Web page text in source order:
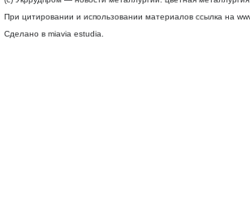
При цитировании и использовании материалов ссылка на
Сделано в miavia estudia.